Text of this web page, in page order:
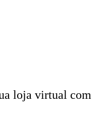
loja virtual com